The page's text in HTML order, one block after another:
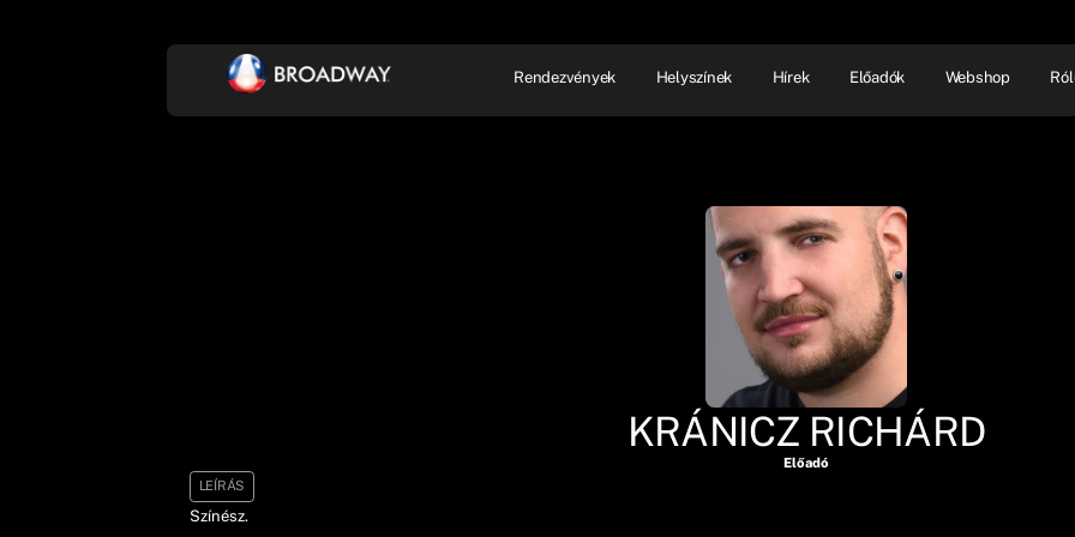
Rendezvények Helyszínek Hírek Előadók Webshop
KRÁNICZ RICHÁRD
Előadó
LEÍRÁS
Színész.